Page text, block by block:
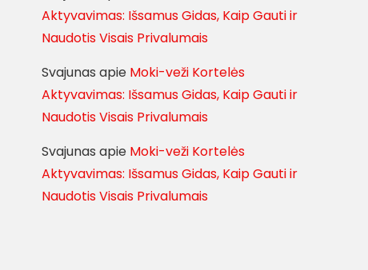
Aktyvavimas: Išsamus Gidas, Kaip Gauti ir
Naudotis Visais Privalumais
Svajunas apie Moki-veži Kortelės
Aktyvavimas: Išsamus Gidas, Kaip Gauti ir
Naudotis Visais Privalumais
Svajunas apie Moki-veži Kortelės
Aktyvavimas: Išsamus Gidas, Kaip Gauti ir
Naudotis Visais Privalumais